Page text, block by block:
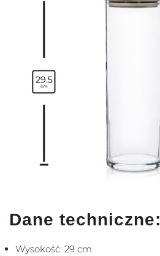
Dane techniczne:
Wysokość: 29 cm